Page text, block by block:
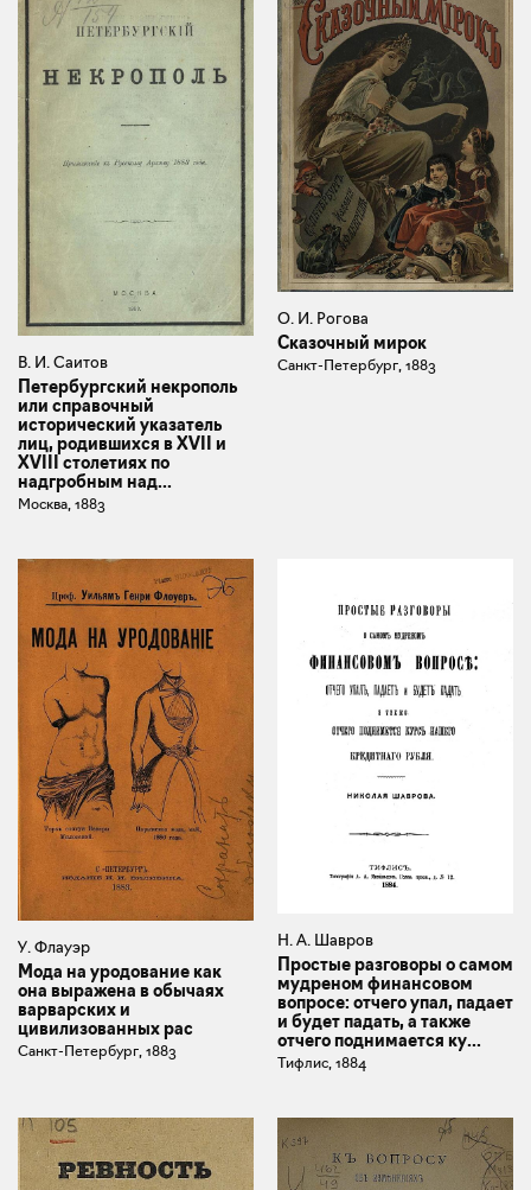
В. И. Саитов
Петербургский некрополь
или справочный
исторический указатель
лиц, родившихся в XVII и
XVIII столетиях по
надгробным над...
Москва, 1883
О. И. Рогова
Сказочный мирок
Санкт-Петербург, 1883
У. Флауэр
Мода на уродование как
она выражена в обычаях
варварских и
цивилизованных рас
Санкт-Петербург, 1883
Н. А. Шавров
Простые разговоры о самом
мудреном финансовом
вопросе: отчего упал, падает
и будет падать, а также
отчего поднимается ку...
Тифлис, 1884